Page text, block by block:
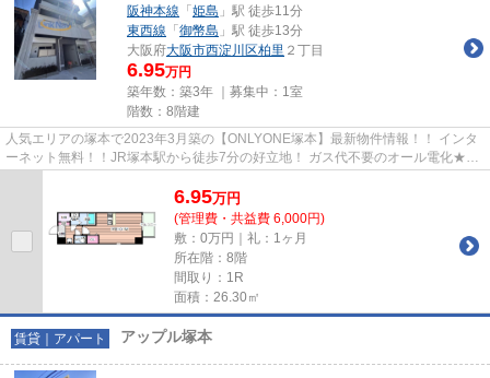
阪神本線 「 姫島 」駅 徒歩11分
東西線 「 御幣島 」駅 徒歩13分
大阪府大阪市西淀川区柏里 ２丁目
6.95万円
築年数：築3年 ｜募集中： 1室
階数：8階建
人気エリアの塚本で2023年3月築の【ONLYONE塚本】最新物件情報！！ インタ
ーネット無料！！JR塚本駅から徒歩7分の好立地！ ガス代不要のオール電化★宅
6.95万円
(管理費・共益費 6,000円)
敷：0万円｜礼：1ヶ月
所在階：8階
間取り：1R
面積：26.30㎡
賃貸｜アパート アップル塚本